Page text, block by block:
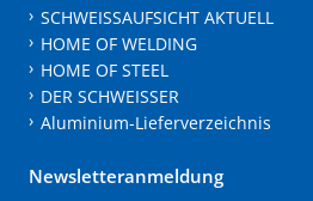
SCHWEISSAUFSICHT AKTUELL
HOME OF WELDING
HOME OF STEEL
DER SCHWEISSER
Aluminium-Lieferverzeichnis
Newsletteranmeldung